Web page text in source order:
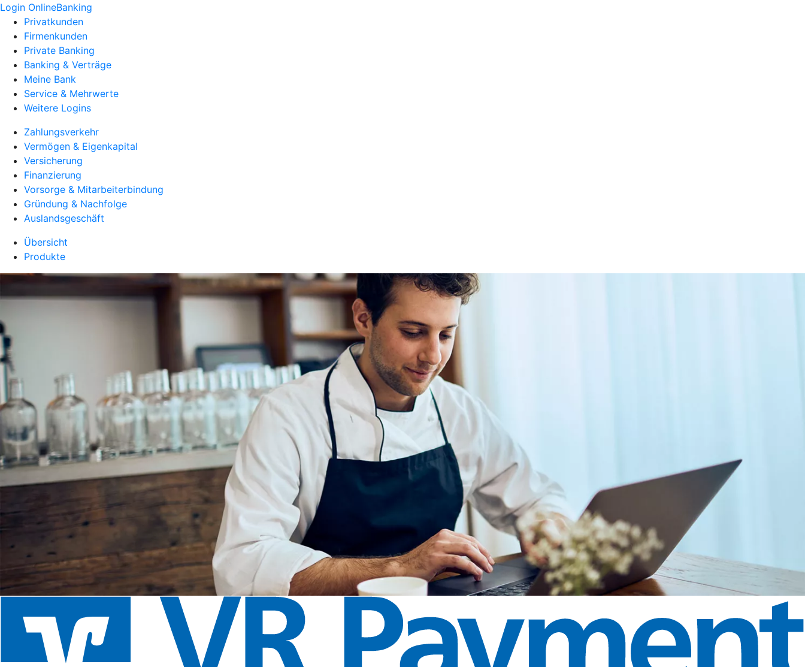
Login OnlineBanking
Privatkunden
Firmenkunden
Private Banking
Banking & Verträge
Meine Bank
Service & Mehrwerte
Weitere Logins
Zahlungsverkehr
Vermögen & Eigenkapital
Versicherung
Finanzierung
Vorsorge & Mitarbeiterbindung
Gründung & Nachfolge
Auslandsgeschäft
Übersicht
Produkte